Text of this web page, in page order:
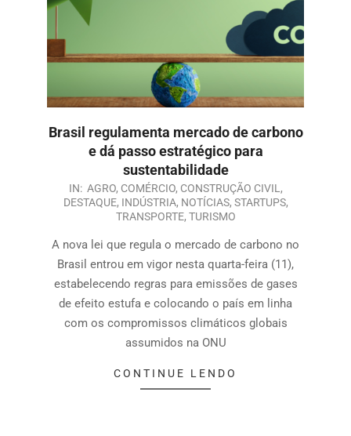
Brasil regulamenta mercado de carbono
e dá passo estratégico para
sustentabilidade
IN: AGRO, COMÉRCIO, CONSTRUÇÃO CIVIL ,
DESTAQUE, INDÚSTRIA, NOTÍCIAS, STARTUPS,
TRANSPORTE, TURISMO
A nova lei que regula o mercado de carbono no
Brasil entrou em vigor nesta quarta-feira (11),
estabelecendo regras para emissões de gases
de efeito estufa e colocando o país em linha
com os compromissos climáticos globais
assumidos na ONU
CONTINUE LENDO